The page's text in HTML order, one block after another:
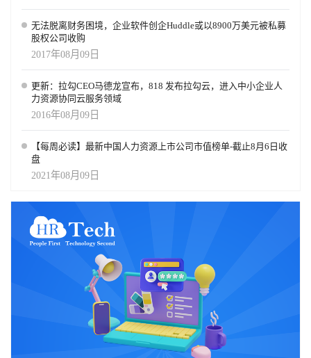
无法脱离财务困境，企业软件创企Huddle或以8900万美元被私募
股权公司收购
2017年08月09日
更新：拉勾CEO马德龙宣布，818 发布拉勾云，进入中小企业人
力资源协同云服务领域
2016年08月09日
【每周必读】最新中国人力资源上市公司市值榜单-截止8月6日收
盘
2021年08月09日